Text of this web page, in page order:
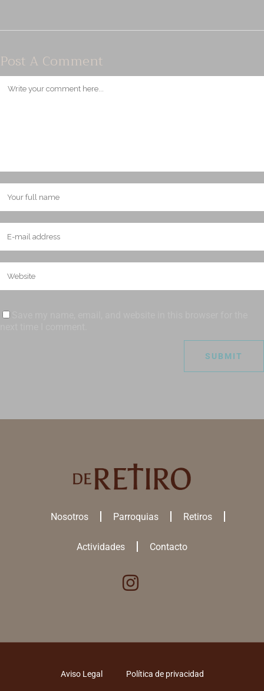
Post A Comment
Nosotros Parroquias Retiros
Actividades Contacto
Aviso Legal Política de privacidad
RECHAZAR